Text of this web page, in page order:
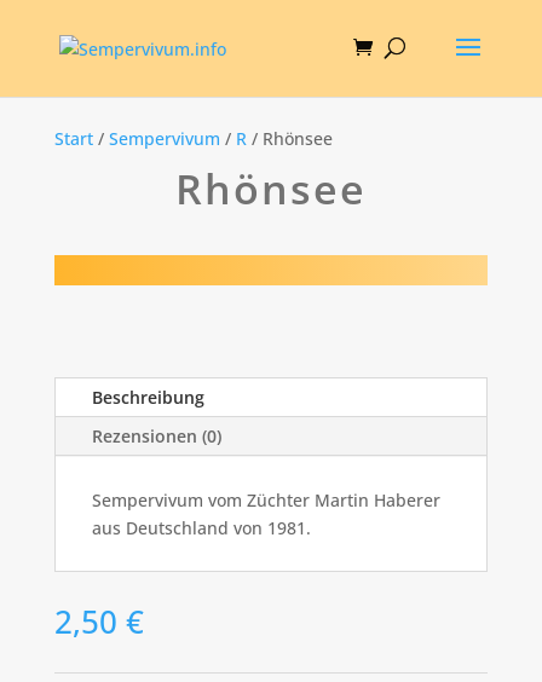
Start/ Sempervivum / R/ Rhönsee
Rhönsee
Beschreibung
Rezensionen (0)
Sempervivum vom Züchter Martin Haberer
aus Deutschland von 1981.
2,50 €